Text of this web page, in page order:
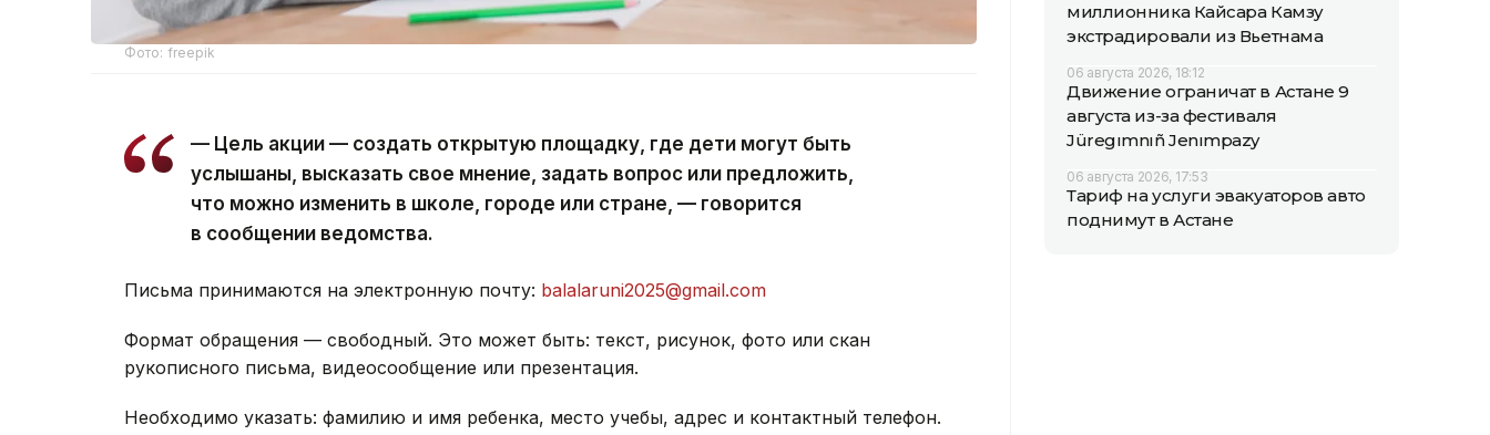
Фото: freepik
— Цель акции — создать открытую площадку, где дети могут быть
услышаны, высказать свое мнение, задать вопрос или предложить,
что можно изменить в школе, городе или стране, — говорится
в сообщении ведомства.
Письма принимаются на электронную почту: balalaruni2025@gmail.com
Формат обращения — свободный. Это может быть: текст, рисунок, фото или скан
рукописного письма, видеосообщение или презентация.
Необходимо указать: фамилию и имя ребенка, место учебы, адрес и контактный телефон.
миллионника Кайсара Камзу
экстрадировали из Вьетнама
06 августа 2026, 18:12
Движение ограничат в Астане 9
августа из-за фестиваля
Jüregımnıñ Jenımpazy
06 августа 2026, 17:53
Тариф на услуги эвакуаторов авто
поднимут в Астане